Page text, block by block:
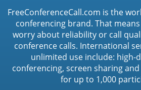
FreeConferenceCall.com is the
conferencing brand. That
worry about reliability or call
conference calls. International
unlimited use include: high-
conferencing, screen sharing
for up to 1,000